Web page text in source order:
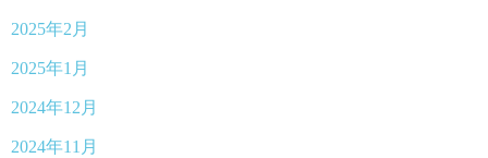
2025年2月
2025年1月
2024年12月
2024年11月